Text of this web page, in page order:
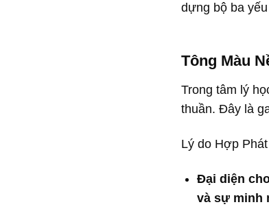
dựng bộ ba
Tông Màu
Trong tâm lý
thuần. Đây là
Lý do Hợp
Đại diện
và sự minh